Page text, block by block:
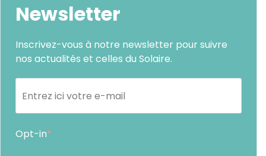
Newsletter
Inscrivez-vous à notre newsletter pour suivre
nos actualités et celles du Solaire.
Opt-in